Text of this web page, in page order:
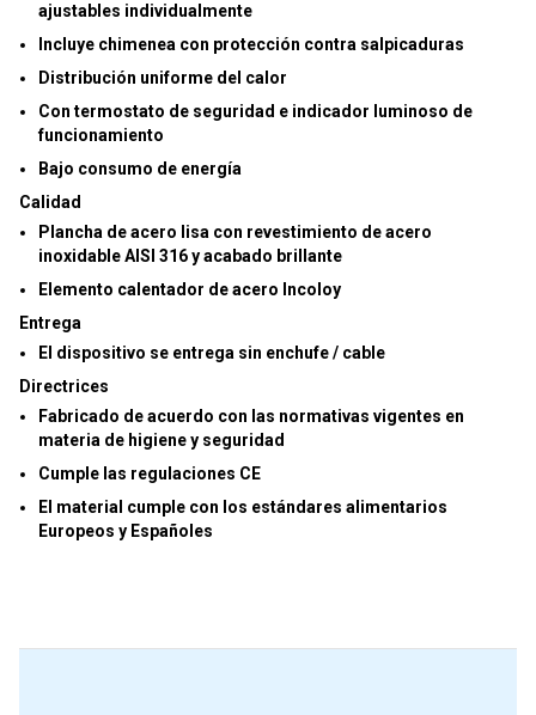
ajustables individualmente
Incluye chimenea con protección contra salpicaduras
Distribución uniforme del calor
Con termostato de seguridad e indicador luminoso de
funcionamiento
Bajo consumo de energía
Calidad
Plancha de acero lisa con revestimiento de acero
inoxidable AISI 316 y acabado brillante
Elemento calentador de acero Incoloy
Entrega
El dispositivo se entrega sin enchufe / cable
Directrices
Fabricado de acuerdo con las normativas vigentes en
materia de higiene y seguridad
Cumple las regulaciones CE
El material cumple con los estándares alimentarios
Europeos y Españoles